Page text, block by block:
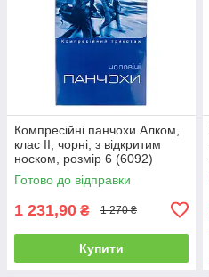
Компресійні панчохи Алком,
клас II, чорні, з відкритим
носком, розмір 6 (6092)
Готово до відправки
1 231,90 ₴ 1 270 ₴
Купити